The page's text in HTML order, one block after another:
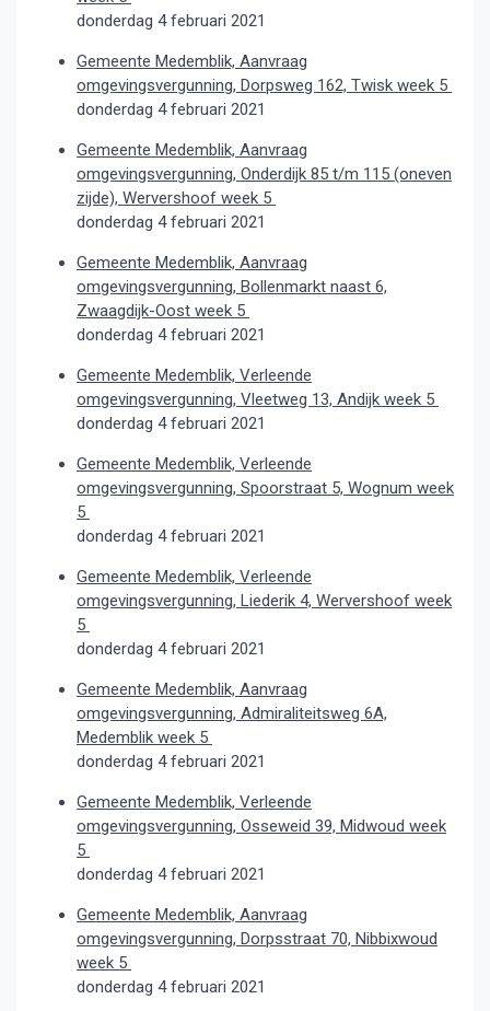
donderdag 4 februari 2021
Gemeente Medemblik, Aanvraag
omgevingsvergunning, Dorpsweg 162, Twisk week 5
donderdag 4 februari 2021
Gemeente Medemblik, Aanvraag
omgevingsvergunning, Onderdijk 85 t/m 115 (oneven
zijde), Wervershoof week 5
donderdag 4 februari 2021
Gemeente Medemblik, Aanvraag
omgevingsvergunning, Bollenmarkt naast 6,
Zwaagdijk-Oost week 5
donderdag 4 februari 2021
Gemeente Medemblik, Verleende
omgevingsvergunning, Vleetweg 13, Andijk week 5
donderdag 4 februari 2021
Gemeente Medemblik, Verleende
omgevingsvergunning, Spoorstraat 5, Wognum week
5
donderdag 4 februari 2021
Gemeente Medemblik, Verleende
omgevingsvergunning, Liederik 4, Wervershoof week
5
donderdag 4 februari 2021
Gemeente Medemblik, Aanvraag
omgevingsvergunning, Admiraliteitsweg 6A,
Medemblik week 5
donderdag 4 februari 2021
Gemeente Medemblik, Verleende
omgevingsvergunning, Osseweid 39, Midwoud week
5
donderdag 4 februari 2021
Gemeente Medemblik, Aanvraag
omgevingsvergunning, Dorpsstraat 70, Nibbixwoud
week 5
donderdag 4 februari 2021